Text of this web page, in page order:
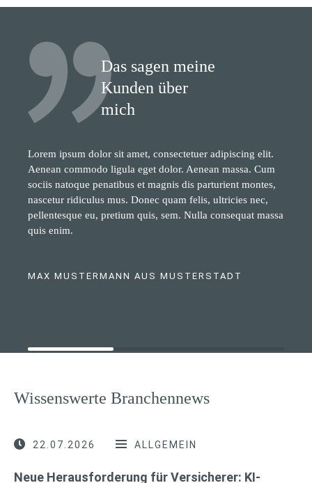
Das sagen meine
Kunden über
mich
Lorem ipsum dolor sit amet, consectetuer adipiscing elit.
Aenean commodo ligula eget dolor. Aenean massa. Cum
sociis natoque penatibus et magnis dis parturient montes,
nascetur ridiculus mus. Donec quam felis, ultricies nec,
pellentesque eu, pretium quis, sem. Nulla consequat massa
quis enim.
MAX MUSTERMANN AUS MUSTERSTADT
Wissenswerte Branchennews
22.07.2026 ALLGEMEIN
Neue Herausforderung für Versicherer: KI-